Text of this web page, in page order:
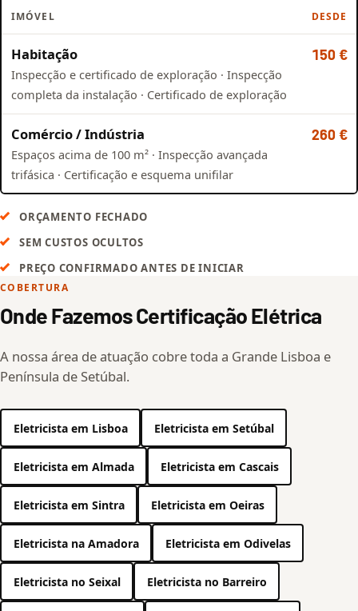
IMÓVEL DESDE
Habitação
Inspecção e certificado de exploração · Inspecção
completa da instalação · Certificado de exploração
150 €
Comércio / Indústria
Espaços acima de 100 m² · Inspecção avançada
trifásica · Certificação e esquema unifilar
260 €
ORÇAMENTO FECHADO
SEM CUSTOS OCULTOS
PREÇO CONFIRMADO ANTES DE INICIAR
COBERTURA
Onde Fazemos Certificação Elétrica
A nossa área de atuação cobre toda a Grande Lisboa e
Península de Setúbal.
Eletricista em Lisboa Eletricista em Setúbal
Eletricista em Almada Eletricista em Cascais
Eletricista em Sintra Eletricista em Oeiras
Eletricista na Amadora Eletricista em Odivelas
Eletricista no Seixal Eletricista no Barreiro